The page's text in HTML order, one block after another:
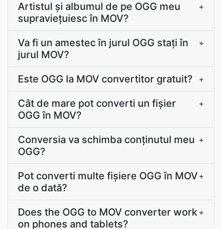
Artistul şi albumul de pe OGG meu
supravieţuiesc în MOV?
+
Va fi un amestec în jurul OGG stați în
jurul MOV?
+
Este OGG la MOV convertitor gratuit? +
Cât de mare pot converti un fișier
OGG în MOV?
+
Conversia va schimba conținutul meu
OGG?
+
Pot converti multe fișiere OGG în MOV
de o dată?
+
Does the OGG to MOV converter work
on phones and tablets?
+